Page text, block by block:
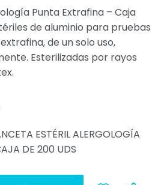
Punta Extrafina – Caja
de aluminio para pruebas
de un solo uso,
Esterilizadas por rayos
ESTÉRIL ALERGOLOGÍA
DE 200 UDS